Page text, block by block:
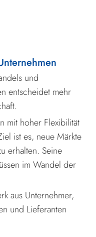
und
entscheidet mehr
mit hoher Flexibilität
ist es, neue Märkte
erhalten. Seine
im Wandel der
aus Unternehmer,
und Lieferanten